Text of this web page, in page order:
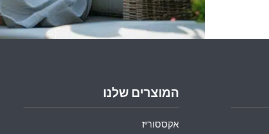
המוצרים שלנו
אקססוריז